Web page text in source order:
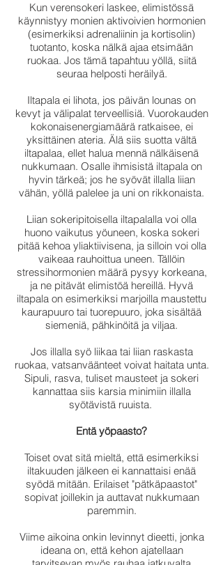
Kun verensokeri laskee, elimistössä
käynnistyy monien aktivoivien hormonien
(esimerkiksi adrenaliinin ja kortisolin)
tuotanto, koska nälkä ajaa etsimään
ruokaa. Jos tämä tapahtuu yöllä, siitä
seuraa helposti heräilyä.
Iltapala ei lihota, jos päivän lounas on
kevyt ja välipalat terveellisiä. Vuorokauden
kokonaisenergiamäärä ratkaisee, ei
yksittäinen ateria. Älä siis suotta vältä
iltapalaa, ellet halua mennä nälkäisenä
nukkumaan. Osalle ihmisistä iltapala on
hyvin tärkeä; jos he syövät illalla liian
vähän, yöllä palelee ja uni on rikkonaista.
Liian sokeripitoisella iltapalalla voi olla
huono vaikutus yöuneen, koska sokeri
pitää kehoa yliaktiivisena, ja silloin voi olla
vaikeaa rauhoittua uneen. Tällöin
stressihormonien määrä pysyy korkeana,
ja ne pitävät elimistöä hereillä. Hyvä
iltapala on esimerkiksi marjoilla maustettu
kaurapuuro tai tuorepuuro, joka sisältää
siemeniä, pähkinöitä ja viljaa.
Jos illalla syö liikaa tai liian raskasta
ruokaa, vatsanväänteet voivat haitata unta.
Sipuli, rasva, tuliset mausteet ja sokeri
kannattaa siis karsia minimiin illalla
syötävistä ruuista.
Entä yöpaasto?
Toiset ovat sitä mieltä, että esimerkiksi
iltakuuden jälkeen ei kannattaisi enää
syödä mitään. Erilaiset "pätkäpaastot"
sopivat joillekin ja auttavat nukkumaan
paremmin.
Viime aikoina onkin levinnyt dieetti, jonka
ideana on, että kehon ajatellaan